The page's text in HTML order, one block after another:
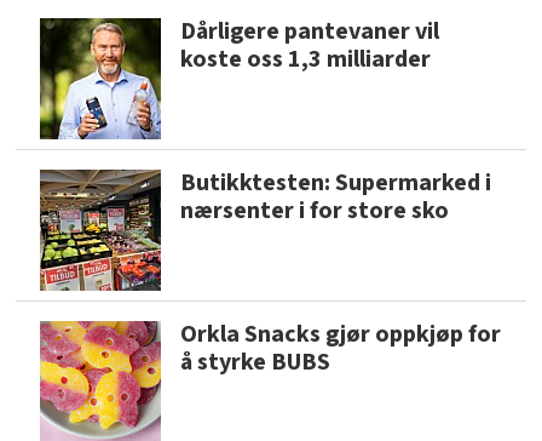
Dårligere pantevaner vil
koste oss 1,3 milliarder
Butikktesten: Supermarked i
nærsenter i for store sko
Orkla Snacks gjør oppkjøp for
å styrke BUBS